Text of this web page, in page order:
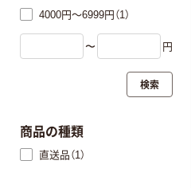
4000円～6999円（1）
〜 円
検索
商品の種類
直送品（1）